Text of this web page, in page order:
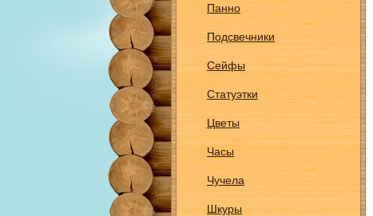
Панно
Подсвечники
Сейфы
Статуэтки
Цветы
Часы
Чучела
Шкуры